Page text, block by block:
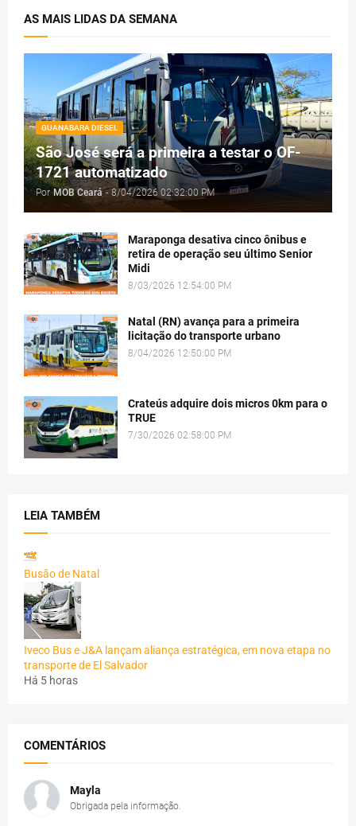
AS MAIS LIDAS DA SEMANA
GUANABARA DIESEL
São José será a primeira a testar o OF-
1721 automatizado
Por MOB Ceará - 8/04/2026 02:32:00 PM
Maraponga desativa cinco ônibus e
retira de operação seu último Senior
Midi
8/03/2026 12:54:00 PM
Natal (RN) avança para a primeira
licitação do transporte urbano
8/04/2026 12:50:00 PM
Crateús adquire dois micros 0km para o
TRUE
7/30/2026 02:58:00 PM
LEIA TAMBÉM
Busão de Natal
Iveco Bus e J&A lançam aliança estratégica, em nova etapa no
transporte de El Salvador
Há 5 horas
COMENTÁRIOS
Mayla
Obrigada pela informação.